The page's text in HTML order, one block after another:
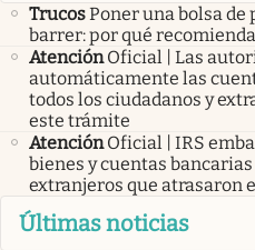
TrucosPoner una bolsa de
barrer: por qué
Atención Oficial | Las
automáticamente las
todos los ciudadanos y
este trámite
Atención Oficial | IRS
bienes y cuentas
extranjeros que atrasaron
Últimas noticias